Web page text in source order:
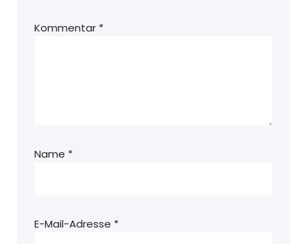
Kommentar *
Name *
E-Mail-Adresse *